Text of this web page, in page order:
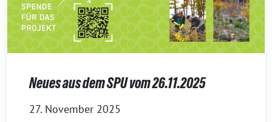
Neues aus dem SPU vom 26.11.2025
27. November 2025